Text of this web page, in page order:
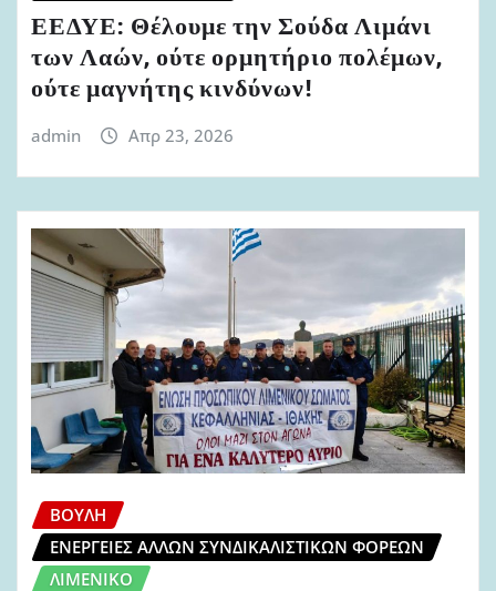
ΕΕΔΥΕ: Θέλουμε την Σούδα Λιμάνι
των Λαών, ούτε ορμητήριο πολέμων,
ούτε μαγνήτης κινδύνων!
admin Απρ 23, 2026
ΒΟΥΛΉ
ΕΝΈΡΓΕΙΕΣ ΆΛΛΩΝ ΣΥΝΔΙΚΑΛΙΣΤΙΚΏΝ ΦΟΡΈΩΝ
ΛΙΜΕΝΙΚΌ